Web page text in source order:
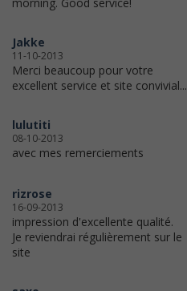
Jakke
11-10-2013
Merci beaucoup pour votre
excellent service et site convivial...
lulutiti
08-10-2013
avec mes remerciements
rizrose
16-09-2013
impression d'excellente qualité.
Je reviendrai régulièrement sur le
site